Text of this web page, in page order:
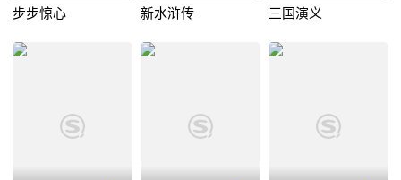
步步惊心 新水浒传 三国演义